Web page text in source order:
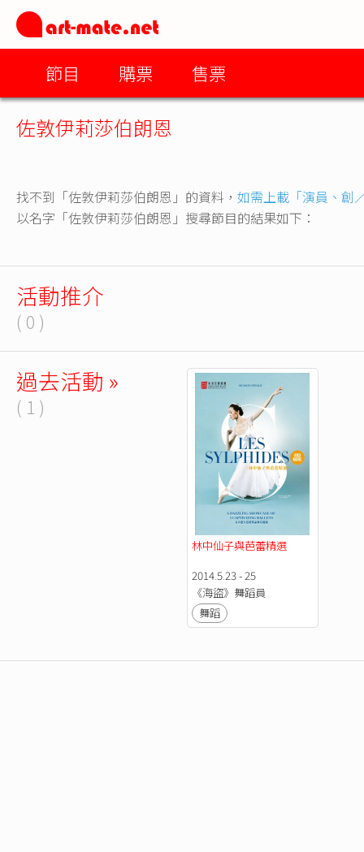
節目 購票 售票
佐敦伊莉莎伯朗恩
找不到「佐敦伊莉莎伯朗恩」的資料， 如需上載「演員、創
以名字「佐敦伊莉莎伯朗恩」搜尋節目的結果如下：
活動推介
( 0 )
過去活動 »
( 1 )
林中仙子與芭蕾精選
2014.5.23 - 25
《海盜》舞蹈員
舞蹈